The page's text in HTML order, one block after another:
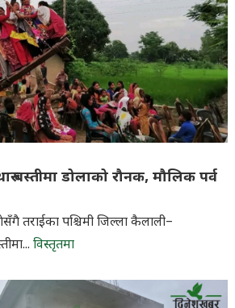
बस्तीमा डोलाको रौनक, मौलिक पर्व
तराईका पश्चिमी जिल्ला कैलाली–